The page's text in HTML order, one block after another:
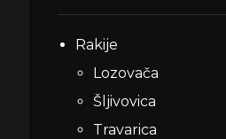
Rakije
Lozovača
Šljivovica
Travarica